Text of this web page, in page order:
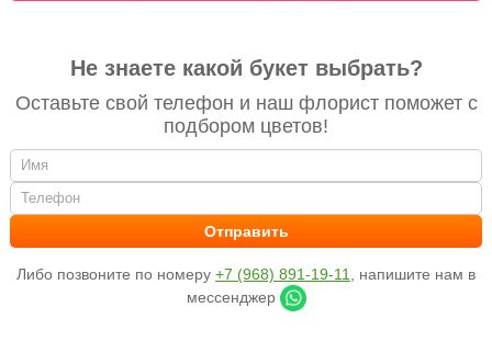
Не знаете какой букет выбрать?
Оставьте свой телефон и наш флорист поможет с
подбором цветов!
Либо позвоните по номеру +7 (968) 891-19-11
, напишите нам в
мессенджер